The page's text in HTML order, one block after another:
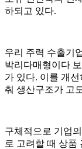
하되고 있다.
우리 주력 수출기
박리다매형이다
가 있다. 이를 개
춰 생산구조가 고
구체적으로 기업
로 고려할 때 상품